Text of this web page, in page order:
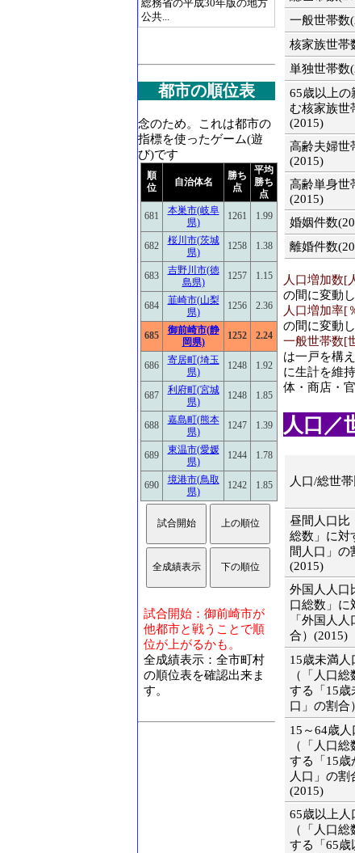
一般世帯数
核家族世帯
単独世帯数
65歳以上の
む核家族世
(2015)
高齢夫婦世
(2015)
高齢単身世
(2015)
婚姻件数
離婚件数
人口増加数[
の間に変動
人口増加率[
の間に変動
一般世帯数[
は一戸を構
に生計を維
体・商店・
人口／
人口/総世帯
昼間人口比
総数」に対
間人口」の
(2015)
外国人人口
口総数」に
「外国人人
合）(2015)
15歳未満人
（「人口
する「15歳
口」の割合
15～64歳人
（「人口
する「15歳
人口」の割
(2015)
65歳以上人
（「人口
する「65歳
総務省の平成30年版の地方
公共...
都市の順位表
念のため。これは都市の
指標を使ったゲーム(遊
び)です
順
位
自治体名
勝ち
点
平均
勝ち
点
681
本巣市(岐阜
県)
1261 1.99
682
桜川市(茨城
県)
1258 1.38
683
吉野川市(徳
島県)
1257 1.15
684
韮崎市(山梨
県)
1256 2.36
685
御前崎市(静
岡県)
1252 2.24
686
寄居町(埼玉
県)
1248 1.92
687
利府町(宮城
県)
1248 1.85
688
嘉島町(熊本
県)
1247 1.39
689
東温市(愛媛
県)
1244 1.78
690
境港市(鳥取
県)
1242 1.85
試合開始：御前崎市が
他都市と戦うことで順
位が上がるかも。
全成績表示：全市町村
の順位表を確認出来ま
す。